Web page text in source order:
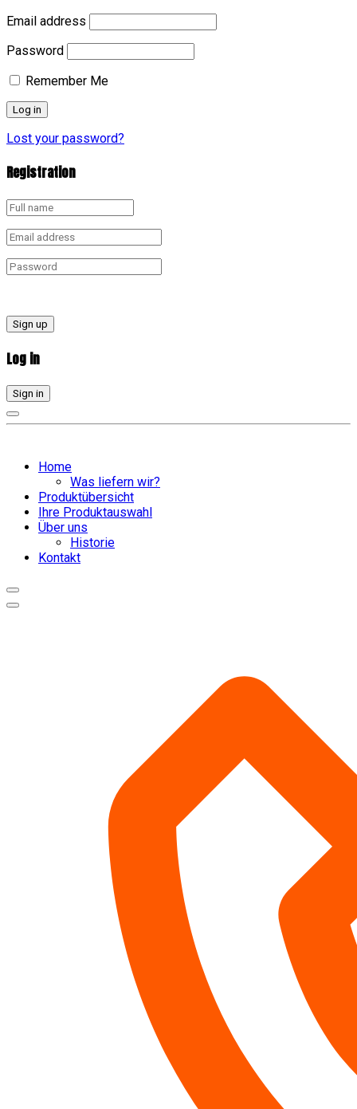
Email address
Password
Remember Me
Lost your password?
Registration
Sign up
Log in
Sign in
Home
Was liefern wir?
Produktübersicht
Ihre Produktauswahl
Über uns
Historie
Kontakt